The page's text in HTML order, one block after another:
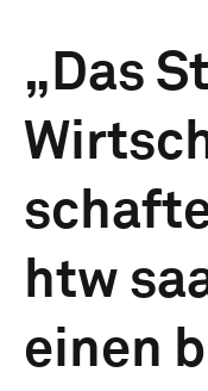
„Das
htw
einen